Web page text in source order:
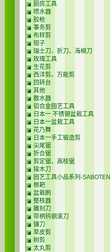
厨房工具
喷水器
胶枪
事务剪
布样剪
钳子
瑞士刀、折刀、海棉刀
玫瑰工具
生花剪
西洋剪、万能剪
回转台
其他
散水器
铝合金园艺工具
日本一 不锈钢盆栽工具
日本一盆栽工具
花乃舞
日本一手工锻造剪
尖尾锯
折合锯
剪定锯、高枝锯
接木刀
园艺工具小品系列-SABOTEN
根耙
盆栽刷
整枝器
雕刻刀
带柄钨钢滚刀
镰刀
草皮剪
树剪
太丸剪